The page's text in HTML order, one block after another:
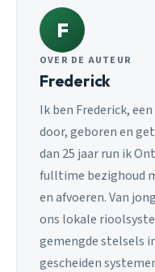
F
OVER DE AUTEUR
Frederick
Ik ben Frederick,
door, geboren en
dan 25 jaar run ik
fulltime bezighoud
en afvoeren. Van
ons lokale
gemengde stelsels
gescheiden